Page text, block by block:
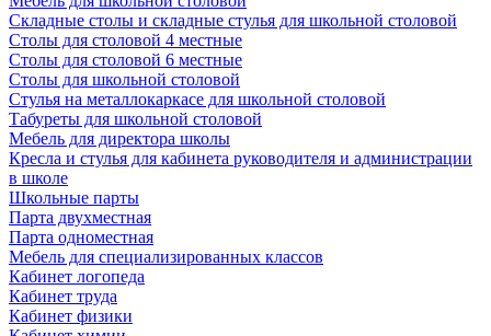
Складные столы и складные стулья для школьной столовой
Столы для столовой 4 местные
Столы для столовой 6 местные
Столы для школьной столовой
Стулья на металлокаркасе для школьной столовой
Табуреты для школьной столовой
Мебель для директора школы
Кресла и стулья для кабинета руководителя и администрации
в школе
Школьные парты
Парта двухместная
Парта одноместная
Мебель для специализированных классов
Кабинет логопеда
Кабинет труда
Кабинет физики